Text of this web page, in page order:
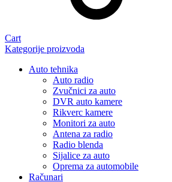
Cart
Kategorije proizvoda
Auto tehnika
Auto radio
Zvučnici za auto
DVR auto kamere
Rikverc kamere
Monitori za auto
Antena za radio
Radio blenda
Sijalice za auto
Oprema za automobile
Računari